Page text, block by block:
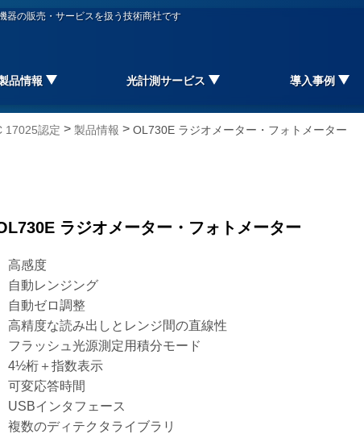
器の販売・サービスを扱う技術商社です
品情報 光計測サービス 導入事例
17025認定 > 製品情報 > OL730E ラジオメーター・フォトメーター
ラジオメーター・フォトメーター
高感度
自動レンジング
自動ゼロ調整
高精度な読み出しとレンジ間の直線性
フラッシュ光源測定用積分モード
4½桁＋指数表示
可変応答時間
USBインタフェース
複数のディテクタライブラリ